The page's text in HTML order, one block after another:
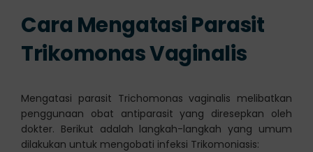
Cara Mengatasi Parasit
Trikomonas Vaginalis
Mengatasi parasit Trichomonas vaginalis melibatkan
penggunaan obat antiparasit yang diresepkan oleh
dokter. Berikut adalah langkah-langkah yang umum
dilakukan untuk mengobati infeksi Trikomoniasis: